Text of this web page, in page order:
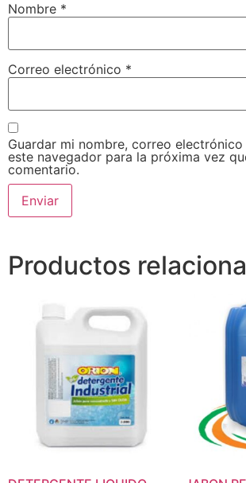
Nombre *
Correo electrónico *
Guardar mi nombre, correo
este navegador para la próxima vez
comentario.
Productos